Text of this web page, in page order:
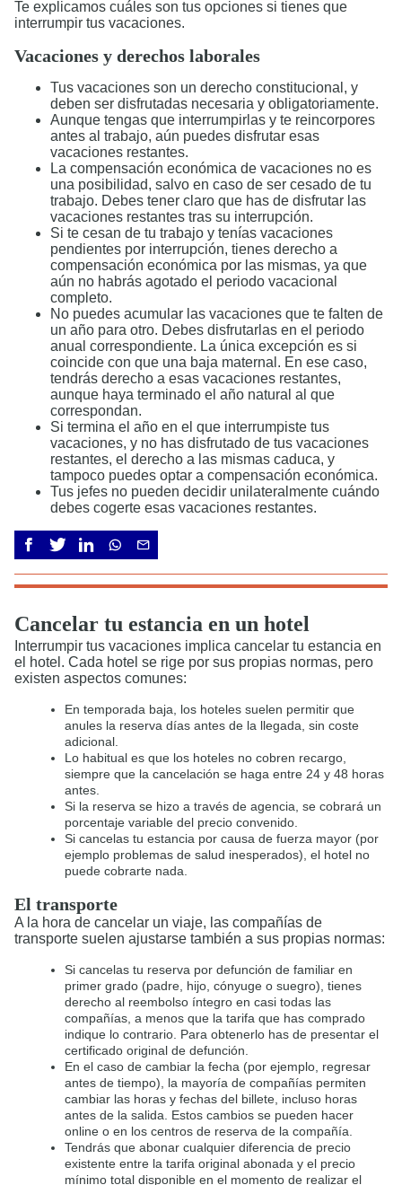
Te explicamos cuáles son tus opciones si tienes que
interrumpir tus vacaciones.
Vacaciones y derechos laborales
Tus vacaciones son un derecho constitucional, y
deben ser disfrutadas necesaria y obligatoriamente.
Aunque tengas que interrumpirlas y te reincorpores
antes al trabajo, aún puedes disfrutar esas
vacaciones restantes.
La compensación económica de vacaciones no es
una posibilidad, salvo en caso de ser cesado de tu
trabajo. Debes tener claro que has de disfrutar las
vacaciones restantes tras su interrupción.
Si te cesan de tu trabajo y tenías vacaciones
pendientes por interrupción, tienes derecho a
compensación económica por las mismas, ya que
aún no habrás agotado el periodo vacacional
completo.
No puedes acumular las vacaciones que te falten de
un año para otro. Debes disfrutarlas en el periodo
anual correspondiente. La única excepción es si
coincide con que una baja maternal. En ese caso,
tendrás derecho a esas vacaciones restantes,
aunque haya terminado el año natural al que
correspondan.
Si termina el año en el que interrumpiste tus
vacaciones, y no has disfrutado de tus vacaciones
restantes, el derecho a las mismas caduca, y
tampoco puedes optar a compensación económica.
Tus jefes no pueden decidir unilateralmente cuándo
debes cogerte esas vacaciones restantes.
Cancelar tu estancia en un hotel
Interrumpir tus vacaciones implica cancelar tu estancia en
el hotel. Cada hotel se rige por sus propias normas, pero
existen aspectos comunes:
En temporada baja, los hoteles suelen permitir que
anules la reserva días antes de la llegada, sin coste
adicional.
Lo habitual es que los hoteles no cobren recargo,
siempre que la cancelación se haga entre 24 y 48 horas
antes.
Si la reserva se hizo a través de agencia, se cobrará un
porcentaje variable del precio convenido.
Si cancelas tu estancia por causa de fuerza mayor (por
ejemplo problemas de salud inesperados), el hotel no
puede cobrarte nada.
El transporte
A la hora de cancelar un viaje, las compañías de
transporte suelen ajustarse también a sus propias normas:
Si cancelas tu reserva por defunción de familiar en
primer grado (padre, hijo, cónyuge o suegro), tienes
derecho al reembolso íntegro en casi todas las
compañías, a menos que la tarifa que has comprado
indique lo contrario. Para obtenerlo has de presentar el
certificado original de defunción.
En el caso de cambiar la fecha (por ejemplo, regresar
antes de tiempo), la mayoría de compañías permiten
cambiar las horas y fechas del billete, incluso horas
antes de la salida. Estos cambios se pueden hacer
online o en los centros de reserva de la compañía.
Tendrás que abonar cualquier diferencia de precio
existente entre la tarifa original abonada y el precio
mínimo total disponible en el momento de realizar el